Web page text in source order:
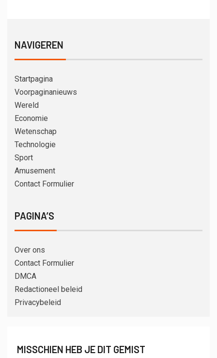
NAVIGEREN
Startpagina
Voorpaginanieuws
Wereld
Economie
Wetenschap
Technologie
Sport
Amusement
Contact Formulier
PAGINA’S
Over ons
Contact Formulier
DMCA
Redactioneel beleid
Privacybeleid
MISSCHIEN HEB JE DIT GEMIST